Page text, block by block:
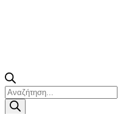
Products
search